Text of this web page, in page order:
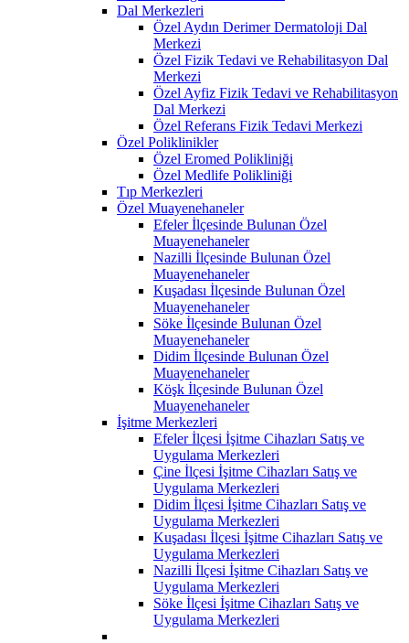
Dal Merkezleri
Özel Aydın Derimer Dermatoloji Dal
Merkezi
Özel Fizik Tedavi ve Rehabilitasyon Dal
Merkezi
Özel Ayfiz Fizik Tedavi ve Rehabilitasyon
Dal Merkezi
Özel Referans Fizik Tedavi Merkezi
Özel Poliklinikler
Özel Eromed Polikliniği
Özel Medlife Polikliniği
Tıp Merkezleri
Özel Muayenehaneler
Efeler İlçesinde Bulunan Özel
Muayenehaneler
Nazilli İlçesinde Bulunan Özel
Muayenehaneler
Kuşadası İlçesinde Bulunan Özel
Muayenehaneler
Söke İlçesinde Bulunan Özel
Muayenehaneler
Didim İlçesinde Bulunan Özel
Muayenehaneler
Köşk İlçesinde Bulunan Özel
Muayenehaneler
İşitme Merkezleri
Efeler İlçesi İşitme Cihazları Satış ve
Uygulama Merkezleri
Çine İlçesi İşitme Cihazları Satış ve
Uygulama Merkezleri
Didim İlçesi İşitme Cihazları Satış ve
Uygulama Merkezleri
Kuşadası İlçesi İşitme Cihazları Satış ve
Uygulama Merkezleri
Nazilli İlçesi İşitme Cihazları Satış ve
Uygulama Merkezleri
Söke İlçesi İşitme Cihazları Satış ve
Uygulama Merkezleri